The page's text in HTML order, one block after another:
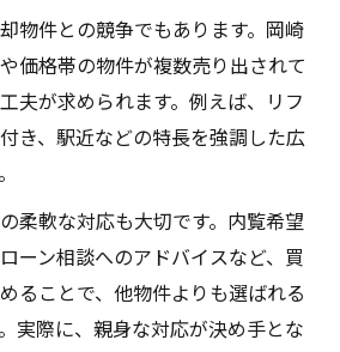
物件との競争でもあります。岡崎
価格帯の物件が複数売り出されて
夫が求められます。例えば、リフ
き、駅近などの特長を強調した広
柔軟な対応も大切です。内覧希望
ーン相談へのアドバイスなど、買
ることで、他物件よりも選ばれる
実際に、親身な対応が決め手とな